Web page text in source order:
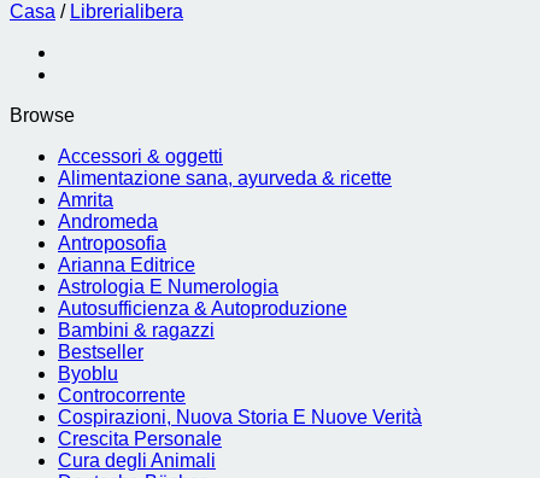
Casa / Librerialibera
Browse
Accessori & oggetti
Alimentazione sana, ayurveda & ricette
Amrita
Andromeda
Antroposofia
Arianna Editrice
Astrologia E Numerologia
Autosufficienza & Autoproduzione
Bambini & ragazzi
Bestseller
Byoblu
Controcorrente
Cospirazioni, Nuova Storia E Nuove Verità
Crescita Personale
Cura degli Animali